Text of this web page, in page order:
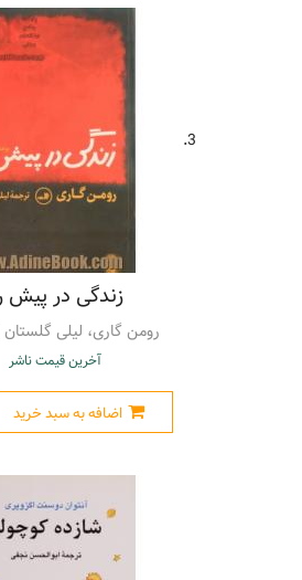
3.
زندگی در پیش
رومن گاری، لیلی
آخرین قیمت ناشر
اضافه به سبد خرید